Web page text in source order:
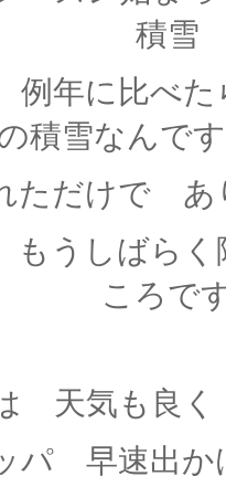
積雪
例年に比べ
積雪なんで
ただけで あ
うしばらく
ころで
天気も良
パ 早速出か